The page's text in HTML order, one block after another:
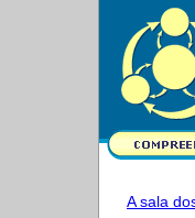
A sala